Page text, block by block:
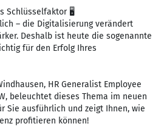
Schlüsselfaktor 🖥️
– die Digitalisierung verändert
Deshalb ist heute die sogenannte
für den Erfolg Ihres
HR Generalist Employee
beleuchtet dieses Thema im neuen
Sie ausführlich und zeigt Ihnen, wie
profitieren können!